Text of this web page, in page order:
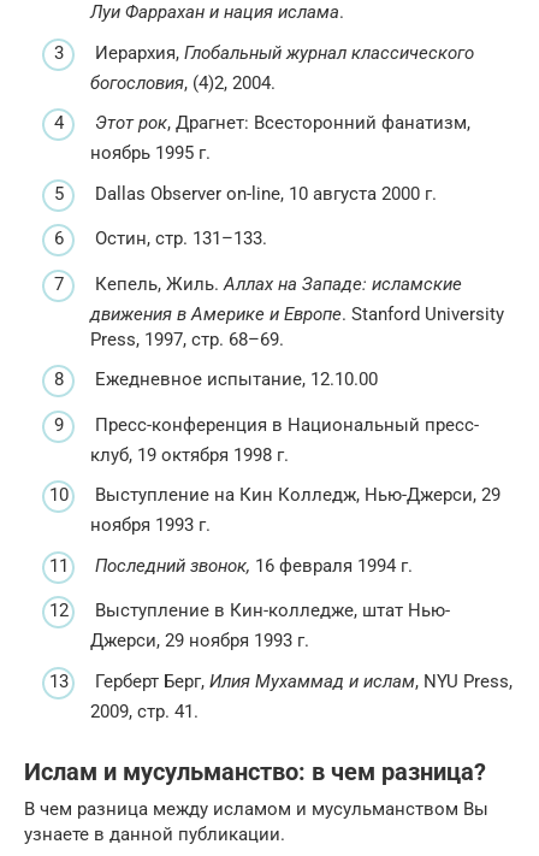
Луи Фаррахан и нация ислама.
Иерархия, Глобальный журнал классического
богословия, (4)2, 2004.
Этот рок, Драгнет: Всесторонний фанатизм,
ноябрь 1995 г.
Dallas Observer on-line, 10 августа 2000 г.
Остин, стр. 131–133.
Кепель, Жиль. Аллах на Западе: исламские
движения в Америке и Европе. Stanford University
Press, 1997, стр. 68–69.
Ежедневное испытание, 12.10.00
Пресс-конференция в Национальный пресс-
клуб, 19 октября 1998 г.
Выступление на Кин Колледж, Нью-Джерси, 29
ноября 1993 г.
Последний звонок, 16 февраля 1994 г.
Выступление в Кин-колледже, штат Нью-
Джерси, 29 ноября 1993 г.
Герберт Берг, Илия Мухаммад и ислам, NYU Press,
2009, стр. 41.
Ислам и мусульманство: в чем разница?
В чем разница между исламом и мусульманством Вы
узнаете в данной публикации.